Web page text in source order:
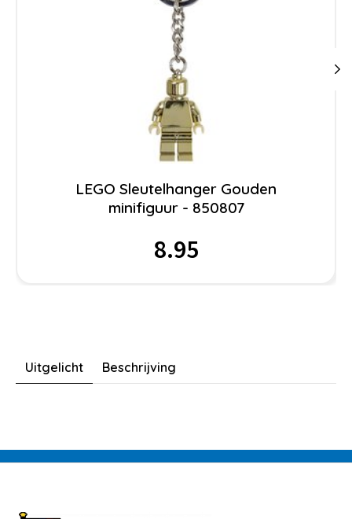
LEGO Sleutelhanger Gouden
minifiguur - 850807
8.95
Uitgelicht Beschrijving